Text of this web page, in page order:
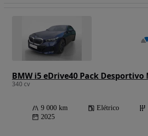
BMW i5 eDrive40 Pack Desportivo
340 cv
9 000 km Elétrico
2025